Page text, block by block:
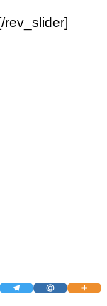
rev_slider]